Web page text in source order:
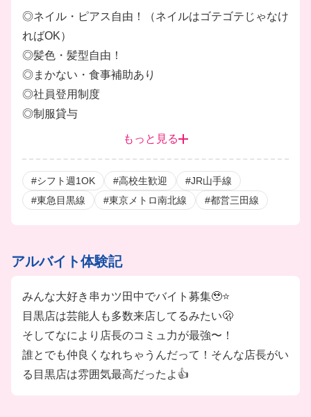
◎ネイル・ピアス自由！（ネイルはゴテゴテじゃなけ
ればOK）
◎髪色・髪型自由！
◎まかない・食事補助あり
◎社員登用制度
◎制服貸与
もっと見る
#シフト週1OK #高校生歓迎
#JR山手線
#東急目黒線
#東京メトロ南北線 #都営三田線
アルバイト体験記
みんな大好き串カツ田中でバイト募集🥹⭐️
目黒店は芸能人も多数来店してるみたい🫢
そしてなにより店長のコミュ力が最強〜！
誰とでも仲良くなれちゃうんだって！そんな店長がい
る目黒店は雰囲気最高だったよ👍